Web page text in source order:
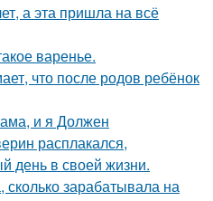
а эта пришла на всё
варенье.
что после родов ребёнок
и я Должен
расплакался,
день в своей жизни.
зарабатывала на